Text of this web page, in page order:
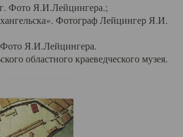
Фото Я.И.Лейцингера.;
Фотограф Лейцингер Я.И.
Фото Я.И.Лейцингера.
областного краеведческого музея.